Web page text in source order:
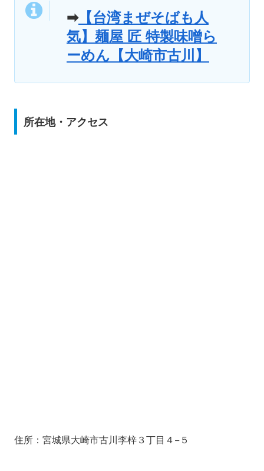
➡【台湾まぜそばも人
気】麺屋 匠 特製味噌ら
ーめん【大崎市古川】
所在地・アクセス
住所：宮城県大崎市古川李梓３丁目４−５